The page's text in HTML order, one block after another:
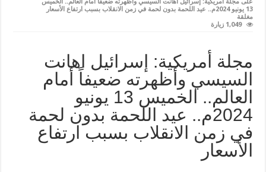
على مجلة أمريكية: إسرائيل اهانت السيسي وأظهرته ضعيفاً أمام العالم.. الخميس
13 يونيو 2024م.. عيد اللحمة بدون لحمة في زمن الانقلاب بسبب ارتفاع الأسعار
مغلقة
1,049 زيارة
مجلة أمريكية: إسرائيل اهانت
السيسي وأظهرته ضعيفاً أمام
العالم.. الخميس 13 يونيو
2024م.. عيد اللحمة بدون لحمة
في زمن الانقلاب بسبب ارتفاع
الأسعار